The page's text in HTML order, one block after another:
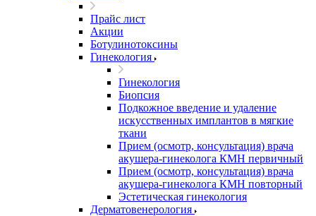
Прайс лист
Акции
Ботулинотоксины
Гинекология
Гинекология
Биопсия
Подкожное введение и удаление
искусственных имплантов в мягкие
ткани
Прием (осмотр, консультация) врача
акушера-гинеколога КМН первичный
Прием (осмотр, консультация) врача
акушера-гинеколога КМН повторный
Эстетическая гинекология
Дерматовенерология